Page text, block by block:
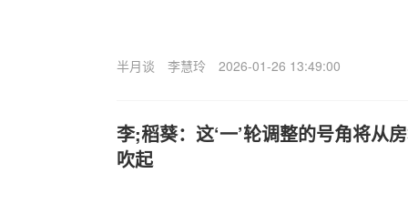
半月谈 李慧玲 2026-01-26 13:49:00
李;稻葵：这‘一’轮调整的号角将从
吹起